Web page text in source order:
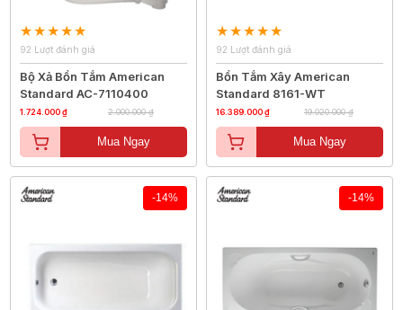
92 Lượt đánh giá
Bộ Xả Bồn Tắm American
Standard AC-7110400
1.724.000 ₫ 2.000.000 ₫
Mua Ngay
92 Lượt đánh giá
Bồn Tắm Xây American
Standard 8161-WT
16.389.000 ₫ 19.020.000 ₫
Mua Ngay
-14% -14%